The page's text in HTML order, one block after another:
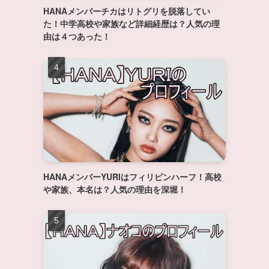
HANAメンバーチカはリトグリを脱落してい
た！中学高校や家族など詳細経歴は？人気の理
由は４つあった！
HANAメンバーYURIはフィリピンハーフ！高校
や家族、本名は？人気の理由を深堀！